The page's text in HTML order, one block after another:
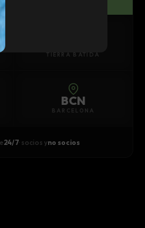
TIERRA BATIDA
BCN
BARCELONA
24/7· socios yno socios